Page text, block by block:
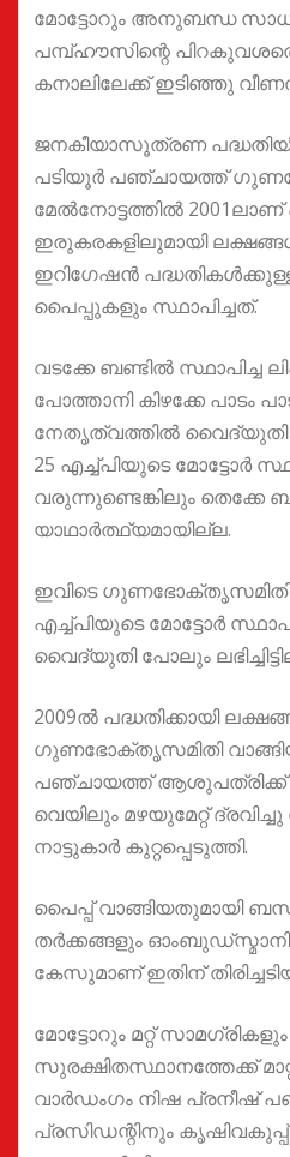
മോട്ടോറും അനുബന്ധ
പമ്പ്ഹൗസിന്റെ
കനാലിലേക്ക് ഇടിഞ്ഞു
ജനകീയാസൂത്രണ
പടിയൂര്‍ പഞ്ചായത്ത്
മേല്‍നോട്ടത്തില്‍
ഇരുകരകളിലുമായി ലക്ഷങ്ങള്‍
ഇറിഗേഷന്‍
പൈപ്പുകളും സ്ഥാപിച്ചത്.
വടക്കേ ബണ്ടില്‍ സ്ഥാപിച്ച
പോത്താനി കിഴക്കേ പാടം
നേതൃത്വത്തില്‍ വൈദ്യുതി
25 എച്ച്പിയുടെ മോട്ടോര്‍
വരുന്നുണ്ടെങ്കിലും തെക്കേ
യാഥാര്‍ത്ഥ്യമായില്ല.
ഇവിടെ ഗുണഭോക്തൃസമിതി
എച്ച്പിയുടെ മോട്ടോര്‍
വൈദ്യുതി പോലും
2009ല്‍ പദ്ധതിക്കായി
ഗുണഭോക്തൃസമിതി
പഞ്ചായത്ത് ആശുപത്രിക്ക്
വെയിലും മഴയുമേറ്റ്
നാട്ടുകാർ കുറ്റപ്പെടുത്തി.
പൈപ്പ് വാങ്ങിയതുമായി
തര്‍ക്കങ്ങളും
കേസുമാണ് ഇതിന്
മോട്ടോറും മറ്റ്
സുരക്ഷിതസ്ഥാനത്തേക്ക്
വാര്‍ഡംഗം നിഷ പ്രനീഷ്
പ്രസിഡന്റിനും